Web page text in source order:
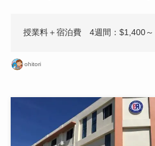
授業料＋宿泊費 4週間：$1,400～
ohitori